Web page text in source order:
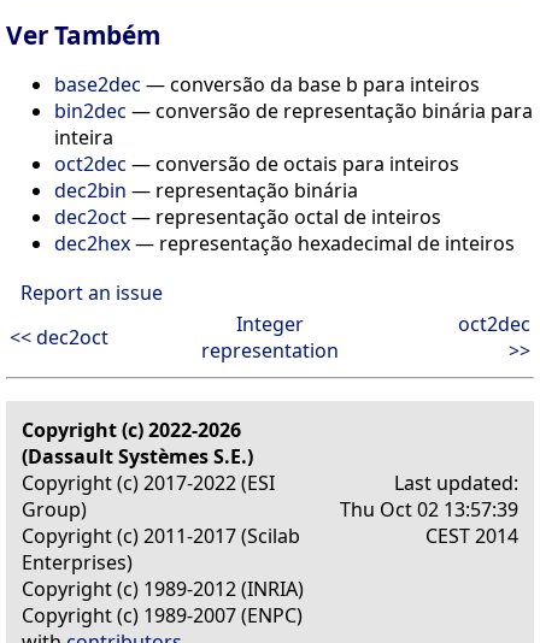
Ver Também
base2dec — conversão da base b para inteiros
bin2dec — conversão de representação binária para
inteira
oct2dec — conversão de octais para inteiros
dec2bin — representação binária
dec2oct— representação octal de inteiros
dec2hex— representação hexadecimal de inteiros
Report an issue
<< dec2oct
Integer
representation
oct2dec
>>
Copyright (c) 2022-2026
(Dassault Systèmes S.E.)
Copyright (c) 2017-2022 (ESI
Group)
Copyright (c) 2011-2017 (Scilab
Enterprises)
Copyright (c) 1989-2012 (INRIA)
Copyright (c) 1989-2007 (ENPC)
Last updated:
Thu Oct 02 13:57:39
CEST 2014